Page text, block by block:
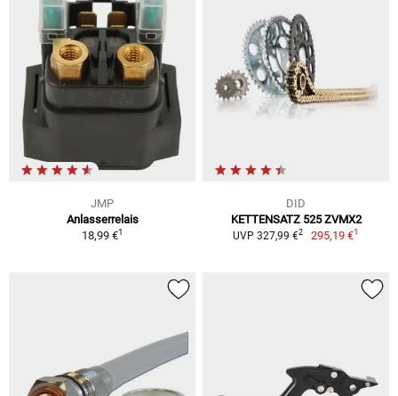
JMP
Anlasserrelais
18,99 €1
DID
KETTENSATZ 525 ZVMX2
UVP 327,99 €2 295,19 €1